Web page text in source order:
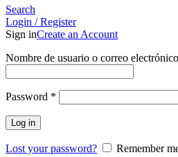
Search
Login / Register
Sign inCreate an Account
Nombre de usuario o correo electrónico
Password *
Log in
Lost your password?
Remember